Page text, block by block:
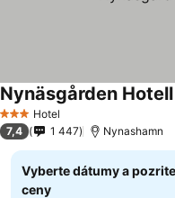
3 Počet hviezdičiek
Hotel
Nynäsgården
7,4 1 447 Nynashamn
Vyberte dátumy a
ceny